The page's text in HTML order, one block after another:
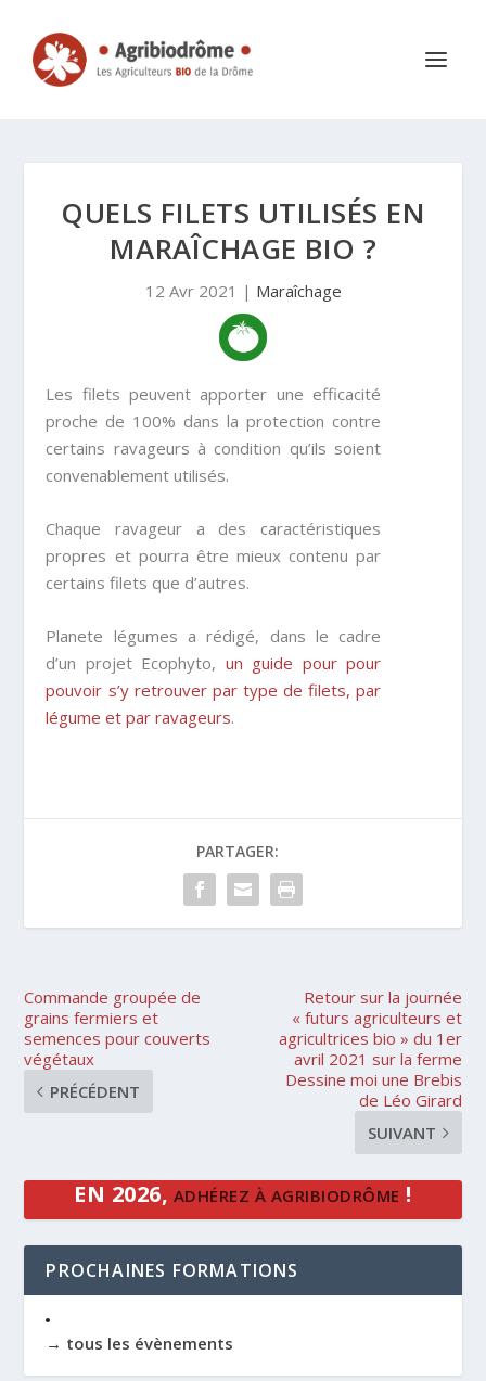
QUELS FILETS UTILISÉS EN
MARAÎCHAGE BIO ?
12 Avr 2021 | Maraîchage
Les filets peuvent apporter une efficacité
proche de 100% dans la protection contre
certains ravageurs à condition qu’ils soient
convenablement utilisés.
Chaque ravageur a des caractéristiques
propres et pourra être mieux contenu par
certains filets que d’autres.
Planete légumes a rédigé, dans le cadre
d’un projet Ecophyto, un guide pour pour
pouvoir s’y retrouver par type de filets, par
légume et par ravageurs.
PARTAGER:
Commande groupée de
grains fermiers et
semences pour couverts
végétaux
PRÉCÉDENT
Retour sur la journée
« futurs agriculteurs et
agricultrices bio » du 1er
avril 2021 sur la ferme
Dessine moi une Brebis
de Léo Girard
SUIVANT
EN 2026, ADHÉREZ À AGRIBIODRÔME !
PROCHAINES FORMATIONS
→ tous les évènements